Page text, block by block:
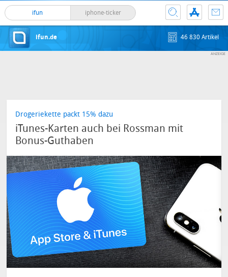
ifun iphone-ticker
ifun.de 46 830 Artikel
Drogeriekette packt 15% dazu
iTunes-Karten auch bei Rossman mit
Bonus-Guthaben